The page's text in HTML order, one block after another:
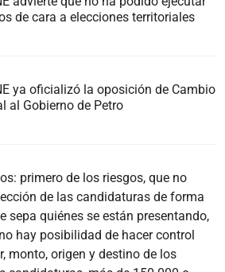
de cara a elecciones territoriales
ya oficializó la oposición de Cambio
al Gobierno de Petro
primero de los riesgos, que no
de las candidaturas de forma
sepa quiénes se están presentando,
hay posibilidad de hacer control
monto, origen y destino de los